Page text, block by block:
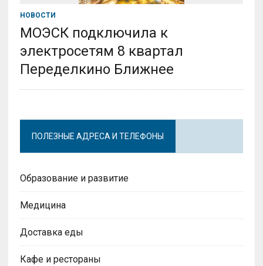
НОВОСТИ
МОЭСК подключила к
электросетям 8 квартал
Переделкино Ближнее
ПОЛЕЗНЫЕ АДРЕСА И ТЕЛЕФОНЫ
Образование и развитие
Медицина
Доставка еды
Кафе и рестораны